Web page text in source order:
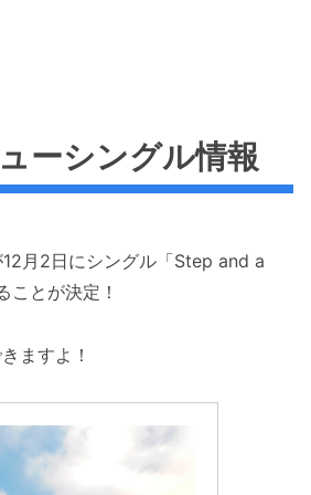
ーシングル情報
月2日にシングル「Step and a
ことが決定！
ますよ！